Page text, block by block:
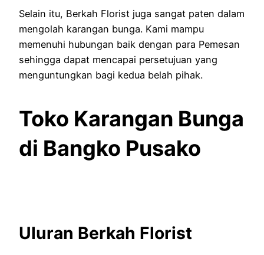
Selain itu, Berkah Florist juga sangat paten dalam
mengolah karangan bunga. Kami mampu
memenuhi hubungan baik dengan para Pemesan
sehingga dapat mencapai persetujuan yang
menguntungkan bagi kedua belah pihak.
Toko Karangan Bunga
di Bangko Pusako
Uluran Berkah Florist